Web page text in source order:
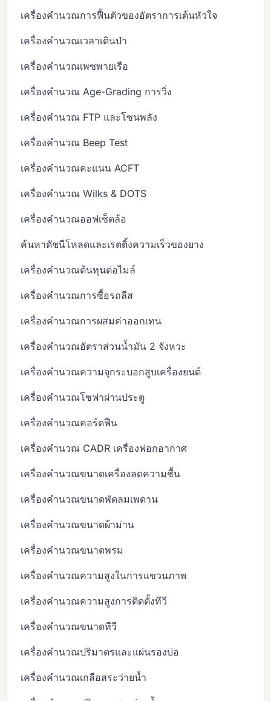
เครื่องคำนวณการฟื้นตัวของอัตราการเต้นหัวใจ
เครื่องคำนวณเวลาเดินป่า
เครื่องคำนวณเพซพายเรือ
เครื่องคำนวณ Age-Grading การวิ่ง
เครื่องคำนวณ FTP และโซนพลัง
เครื่องคำนวณ Beep Test
เครื่องคำนวณคะแนน ACFT
เครื่องคำนวณ Wilks & DOTS
เครื่องคำนวณออฟเซ็ตล้อ
ค้นหาดัชนีโหลดและเรตติ้งความเร็วของยาง
เครื่องคำนวณต้นทุนต่อไมล์
เครื่องคำนวณการซื้อรถลีส
เครื่องคำนวณการผสมค่าออกเทน
เครื่องคำนวณอัตราส่วนน้ำมัน 2 จังหวะ
เครื่องคำนวณความจุกระบอกสูบเครื่องยนต์
เครื่องคำนวณโซฟาผ่านประตู
เครื่องคำนวณคอร์ดฟืน
เครื่องคำนวณ CADR เครื่องฟอกอากาศ
เครื่องคำนวณขนาดเครื่องลดความชื้น
เครื่องคำนวณขนาดพัดลมเพดาน
เครื่องคำนวณขนาดผ้าม่าน
เครื่องคำนวณขนาดพรม
เครื่องคำนวณความสูงในการแขวนภาพ
เครื่องคำนวณความสูงการติดตั้งทีวี
เครื่องคำนวณขนาดทีวี
เครื่องคำนวณปริมาตรและแผ่นรองบ่อ
เครื่องคำนวณเกลือสระว่ายน้ำ